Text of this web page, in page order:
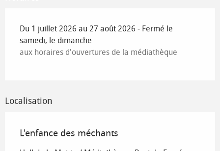
Du 1 juillet 2026 au 27 août 2026 - Fermé le
samedi, le dimanche
aux horaires d'ouvertures de la médiathèque
Localisation
L'enfance des méchants